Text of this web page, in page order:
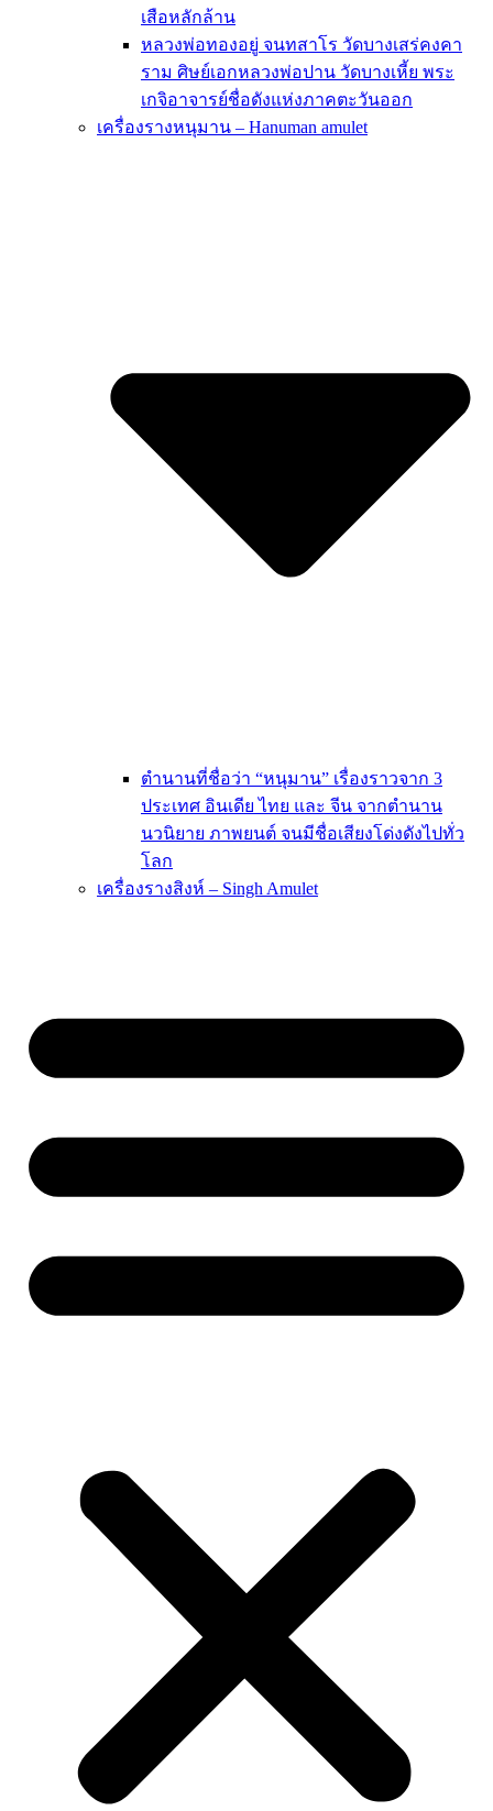
เสือหลักล้าน
หลวงพ่อทองอยู่ จนทสาโร วัดบางเสร่คงคา
ราม ศิษย์เอกหลวงพ่อปาน วัดบางเหี้ย พระ
เกจิอาจารย์ชื่อดังแห่งภาคตะวันออก
เครื่องรางหนุมาน – Hanuman amulet
ตำนานที่ชื่อว่า “หนุมาน” เรื่องราวจาก 3
ประเทศ อินเดีย ไทย และ จีน จากตำนาน
นวนิยาย ภาพยนต์ จนมีชื่อเสียงโด่งดังไปทั่ว
โลก
เครื่องรางสิงห์ – Singh Amulet